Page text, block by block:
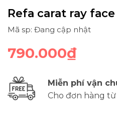
Refa carat ray face
Mã sp: Đang cập nhật
790.000₫
Miễn phí vận
Cho đơn hàng